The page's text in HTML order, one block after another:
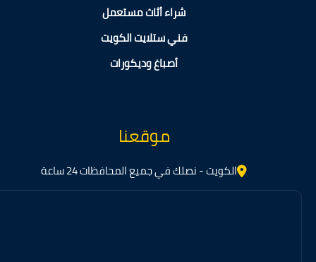
شراء أثاث مستعمل
فني ستلايت الكويت
أصباغ وديكورات
موقعنا
الكويت - نصلك في جميع المحافظات 24 ساعة